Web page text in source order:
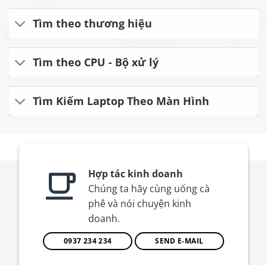
Tìm theo thương hiệu
Tìm theo CPU - Bộ xử lý
Tìm Kiếm Laptop Theo Màn Hình
Hợp tác kinh doanh
Chúng ta hãy cùng uống cà
phê và nói chuyện kinh
doanh.
0937 234 234 SEND E-MAIL